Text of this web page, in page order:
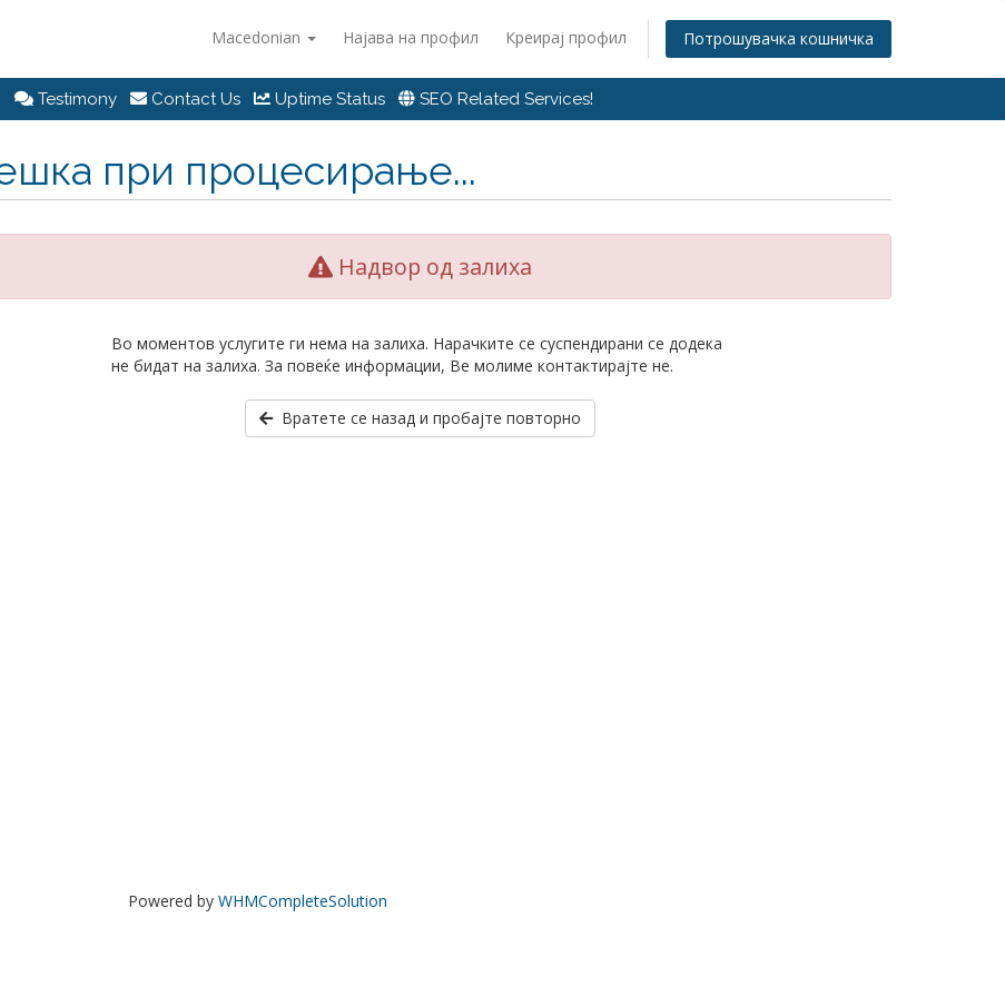
Macedonian Најава на профил Креирај профил Потрошувачка кошничка
Testimony Contact Us Uptime Status SEO Related Services!
при процесирање...
Надвор од залиха
Во моментов услугите ги нема на залиха. Нарачките се суспендирани се додека
не бидат на залиха. За повеќе информации, Ве молиме контактирајте не.
Вратете се назад и пробајте повторно
Powered by WHMCompleteSolution